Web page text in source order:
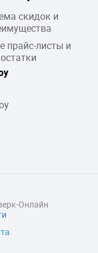
скидок и
прайс-листы и
остатки
Онлайн